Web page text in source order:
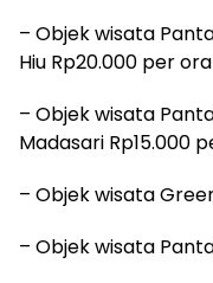
– Objek wisata
Hiu Rp20.000 per
– Objek wisata
Madasari Rp15.000
– Objek wisata
– Objek wisata